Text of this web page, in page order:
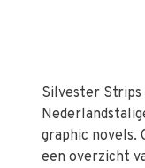
Silvester Strips
graphic novels.
een overzicht